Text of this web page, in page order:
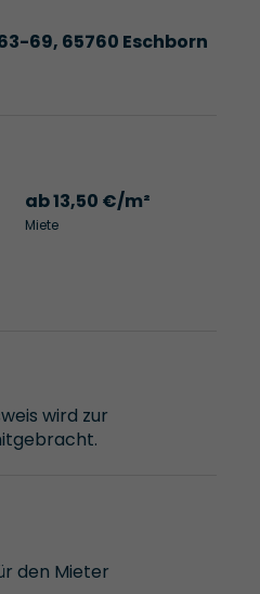
69, 65760 Eschborn
ab 13,50 €/m²
Miete
wird zur
den Mieter